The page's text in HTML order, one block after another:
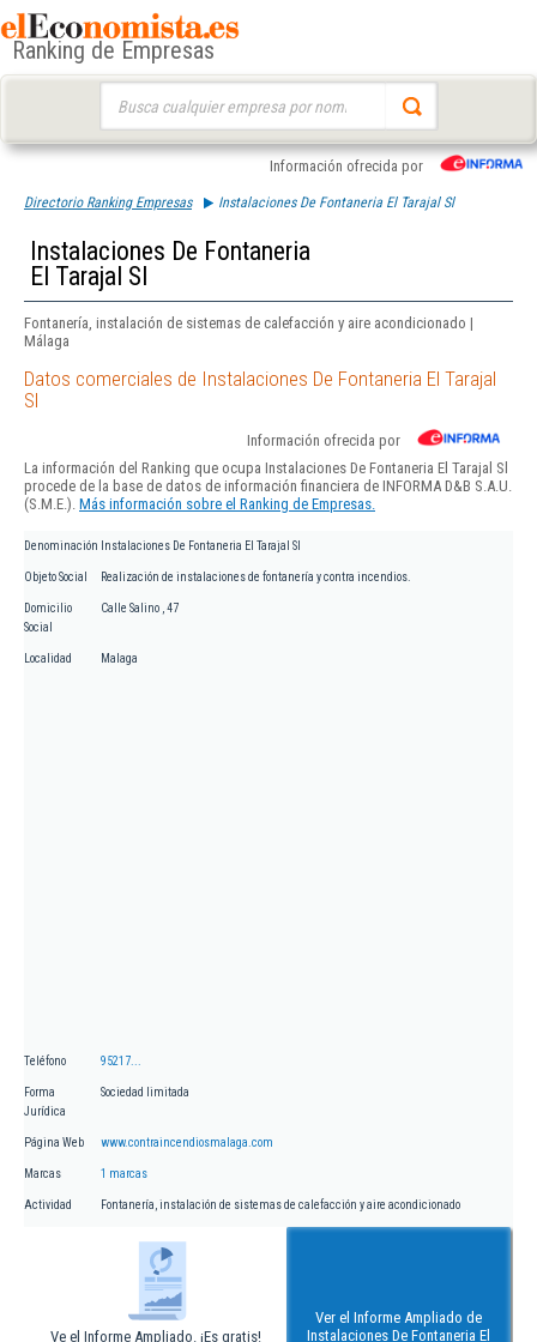
Ranking de Empresas
Información ofrecida por
Directorio Ranking Empresas Instalaciones De Fontaneria El Tarajal Sl
Instalaciones De Fontaneria
El Tarajal Sl
Fontanería, instalación de sistemas de calefacción y aire acondicionado |
Málaga
Datos comerciales de Instalaciones De Fontaneria El Tarajal
Sl
Información ofrecida por
La información del Ranking que ocupa Instalaciones De Fontaneria El Tarajal Sl
procede de la base de datos de información financiera de INFORMA D&B S.A.U.
(S.M.E.). Más información sobre el Ranking de Empresas.
Denominación Instalaciones De Fontaneria El Tarajal Sl
Objeto Social Realización de instalaciones de fontanería y contra incendios.
Domicilio
Social
Calle Salino , 47
Localidad Malaga
Teléfono 95217...
Forma
Jurídica
Sociedad limitada
Página Web www.contraincendiosmalaga.com
Marcas 1 marcas
Actividad Fontanería, instalación de sistemas de calefacción y aire acondicionado
Ve el Informe Ampliado. ¡Es gratis!
Ver el Informe Ampliado de
Instalaciones De Fontaneria El